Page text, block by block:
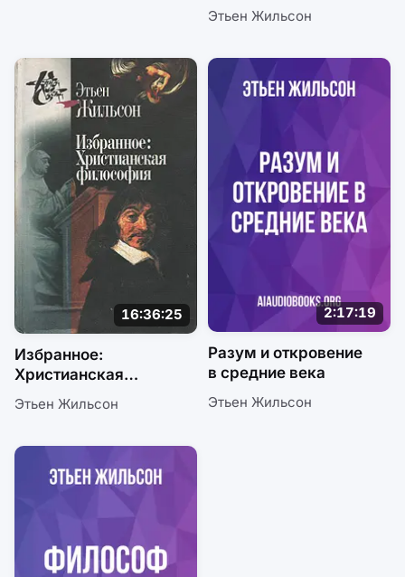
философия. Ч1
Этьен Жильсон
16:36:25
Избранное:
Христианская
философия. Ч2
Этьен Жильсон
2:17:19
Разум и откровение
в средние века
Этьен Жильсон